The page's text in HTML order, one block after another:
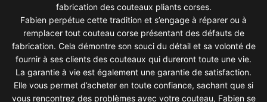
fabrication des couteaux pliants corses.
Fabien perpétue cette tradition et s’engage à réparer ou à
remplacer tout couteau corse présentant des défauts de
fabrication. Cela démontre son souci du détail et sa volonté de
fournir à ses clients des couteaux qui dureront toute une vie.
La garantie à vie est également une garantie de satisfaction.
Elle vous permet d’acheter en toute confiance, sachant que si
vous rencontrez des problèmes avec votre couteau, Fabien se